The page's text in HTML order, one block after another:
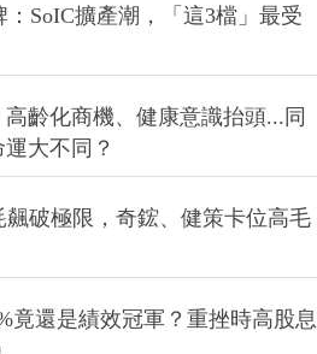
：SoIC擴產潮，「這3檔」最受
齡化商機、健康意識抬頭...同
大不同？
破極限，奇鋐、健策卡位高毛
竟還是績效冠軍？重挫時高股息